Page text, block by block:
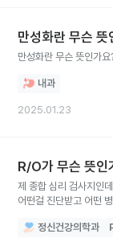
만성화란 무슨 뜻
만성화란 무슨 뜻인가요
내과
2025.01.23
R/O가 무슨 뜻인
제 종합 심리 검사지인데 임상심리사분이 진단 하신 병명들같은데 제가 찾아서 병명은 알아냈는데 앞에 R/O가 무슨 뜻이고 그렇게되
어떤걸 진단받고 어떤
정신건강의학과